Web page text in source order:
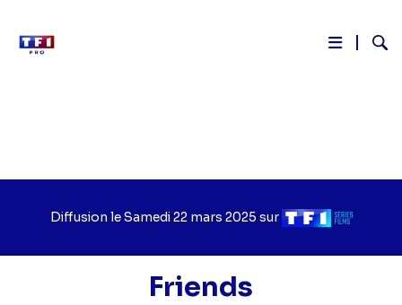
Diffusion leJour
diffusion
Samedi 22 mars 2025 sur Chaîne
diffusion
Friends